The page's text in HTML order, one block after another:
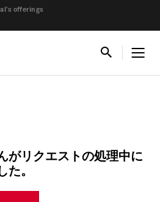
offerings
がリクエストの処理中に
た。